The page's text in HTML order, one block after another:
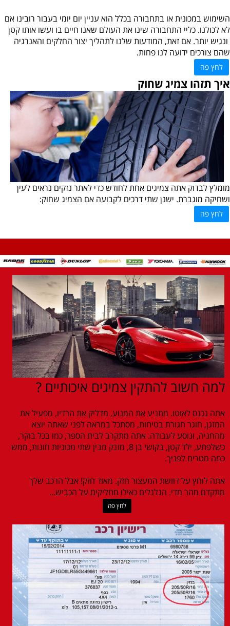
השימוש במכונית או בתחבורה בכלל הוא עניין יום יומי בעבור רובינו אם
לא לכולנו. כליי התחבורה שינו את העולם שאנו חיים בו ועשו אותו קטן
ונגיש יותר. אם זאת, המודעות שלנו לתהליך יצור החלקים והאנרגיה
שהם צורכים ידועה לנו פחות.
לחץ פה
איך תזהו צמיג שחוק
מומלץ לבדוק אתה צמיגים אחת לחודש כדי לאתר נזקים נראים לעין
ושחיקה מוגברת. ישנן שתי דרכים לקבועה אם הצמיג שחוק:
לחץ פה
למה חשוב להתקין צמיגים איכותיים ?
אתה נכנס לאוטו. מתניע את המנוע, מדליק את הרדיו, מפעיל את
המזגן, חוגר חגורת בטיחות, מסתכל במראה לפני שאתה יוצא
מהחניה, ונוסע לעבודה. אתה מתקרב לבית הספר, כמו בכל בוקר,
כשלפתע, ילד קטן, בקושי בן 8, מזנק מבין שתי מכוניות חונות, ממש
כמה מטרים לפניך.
אתה לוחץ על דוושת המעצור חזק. מאוד חזק! אבל הרכב שלך
מתקדם מהר מדי. הגלגלים כאילו מחליקים על הכביש...
לחץ פה